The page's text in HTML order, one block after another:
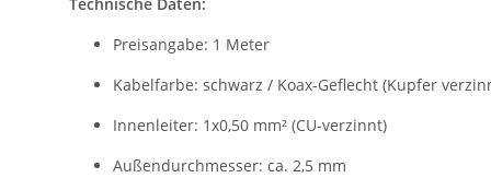
Technische Daten:
Preisangabe: 1 Meter
Kabelfarbe: schwarz / Koax-Geflecht (Kupfer
Innenleiter: 1x0,50 mm² (CU-verzinnt)
Außendurchmesser: ca. 2,5 mm